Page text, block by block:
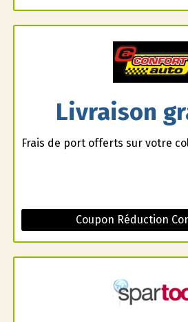
Livraison
Frais de port offerts sur votre
Coupon Réduction